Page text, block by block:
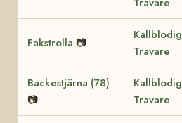
Fakstrolla 📷
Kallblodig
Travare
Backestjärna (78)
📷
Kallblodig
Travare